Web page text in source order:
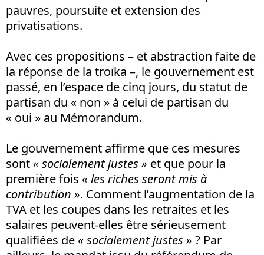
pauvres, poursuite et extension des
privatisations.
Avec ces propositions – et abstraction faite de
la réponse de la troïka –, le gouvernement est
passé, en l’espace de cinq jours, du statut de
partisan du « non » à celui de partisan du
« oui » au Mémorandum.
Le gouvernement affirme que ces mesures
sont « socialement justes » et que pour la
première fois « les riches seront mis à
contribution ». Comment l’augmentation de la
TVA et les coupes dans les retraites et les
salaires peuvent-elles être sérieusement
qualifiées de « socialement justes » ? Par